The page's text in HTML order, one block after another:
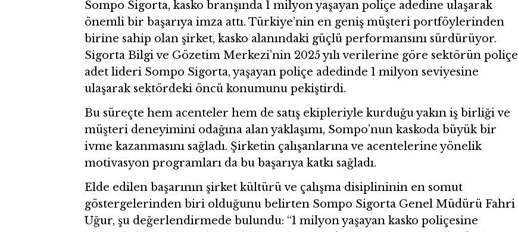
Sompo Sigorta, kasko branşında 1 milyon yaşayan poliçe adedine ulaşarak
önemli bir başarıya imza attı. Türkiye’nin en geniş müşteri portföylerinden
birine sahip olan şirket, kasko alanındaki güçlü performansını sürdürüyor.
Sigorta Bilgi ve Gözetim Merkezi’nin 2025 yılı verilerine göre sektörün poliçe
adet lideri Sompo Sigorta, yaşayan poliçe adedinde 1 milyon seviyesine
ulaşarak sektördeki öncü konumunu pekiştirdi.
Bu süreçte hem acenteler hem de satış ekipleriyle kurduğu yakın iş birliği ve
müşteri deneyimini odağına alan yaklaşımı, Sompo’nun kaskoda büyük bir
ivme kazanmasını sağladı. Şirketin çalışanlarına ve acentelerine yönelik
motivasyon programları da bu başarıya katkı sağladı.
Elde edilen başarının şirket kültürü ve çalışma disiplininin en somut
göstergelerinden biri olduğunu belirten Sompo Sigorta Genel Müdürü Fahri
Uğur, şu değerlendirmede bulundu: “1 milyon yaşayan kasko poliçesine